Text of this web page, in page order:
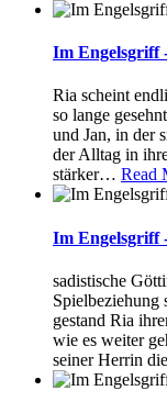
Im Engelsgriff
Ria scheint
so lange
und Jan, in der
der Alltag in
stärker… Read
Im Engelsgriff
sadistische
Spielbeziehung
gestand Ria
wie es weiter
seiner Herrin